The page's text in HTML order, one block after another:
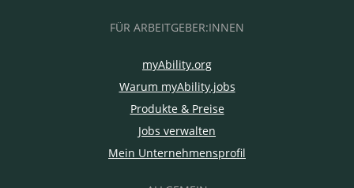
FÜR ARBEITGEBER:INNEN
myAbility.org
Warum myAbility.jobs
Produkte & Preise
Jobs verwalten
Mein Unternehmensprofil